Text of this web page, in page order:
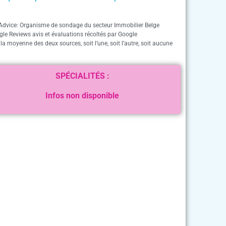
Organisme de sondage du secteur Immobilier Belge
Reviews avis et évaluations récoltés par Google
moyenne des deux sources, soit l’une, soit l’autre, soit aucune
SPÉCIALITÉS :
Infos non disponible